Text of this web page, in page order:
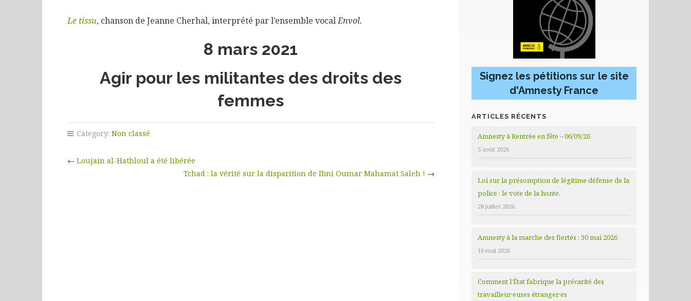
Le tissu, chanson de Jeanne Cherhal, interprété par l’ensemble vocalEnvol.
8 mars 2021
Agir pour les militantes des droits des
femmes
Category: Non classé
← Loujain al-Hathloul a été libérée
Tchad : la vérité sur la disparition de Ibni Oumar Mahamat Saleh ! →
Signez les pétitions sur le site
d'Amnesty France
ARTICLES RÉCENTS
Amnesty à Rentrée en fête – 06/09/26
5 août 2026
Loi sur la présomption de légitime défense de la
police : le vote de la honte.
28 juillet 2026
Amnesty à la marche des fiertés : 30 mai 2026
16 mai 2026
Comment l’État fabrique la précarité des
travailleur·euses étranger·es